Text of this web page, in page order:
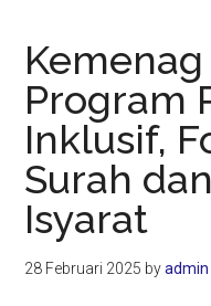
Program
Inklusif,
Surah
Isyarat
28 Februari 2025 byadmin